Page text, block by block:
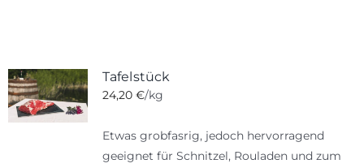
Tafelstück
24,20 €/kg
Etwas grobfasrig, jedoch hervorragend
geeignet für Schnitzel, Rouladen und zum